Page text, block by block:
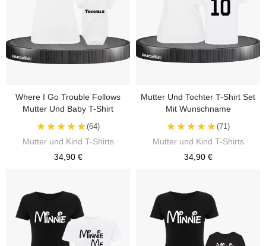
Where I Go Trouble Follows
Mutter Und Baby T-Shirt
★★★★★(64)
Mutter und Kind T-Shirts
34,90 €
Mutter Und Tochter T-Shirt Set
Mit Wunschname
★★★★★(71)
Mutter und Kind T-Shirts
34,90 €